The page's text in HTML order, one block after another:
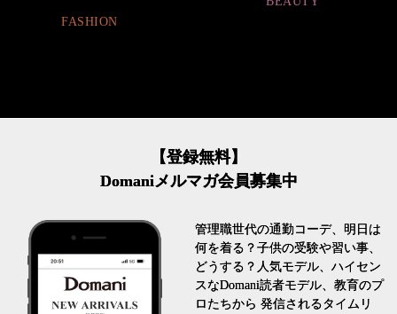
【登録無料】
Domaniメルマガ会員募集中
管理職世代の通勤コーデ、明日は
何を着る？子供の受験や習い事、
どうする？人気モデル、ハイセン
スなDomani読者モデル、教育のプ
ロたちから 発信されるタイムリ